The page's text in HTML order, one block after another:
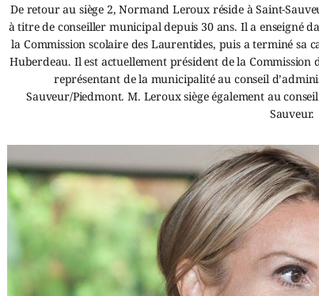
De retour au siège 2, Normand Leroux réside à Saint-
à titre de conseiller municipal depuis 30 ans. Il a enseigné
la Commission scolaire des Laurentides, puis a terminé sa
Huberdeau. Il est actuellement président de la Commission
représentant de la municipalité au conseil
Sauveur/Piedmont. M. Leroux siège également au
Sauveur.